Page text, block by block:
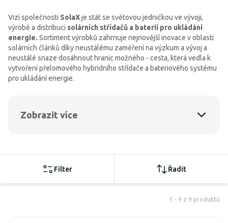
Vizí společnosti SolaXje stát se světovou jedničkou ve vývoji,
výrobě a distribuci solárních střídačů a baterií pro ukládání
energie. Sortiment výrobků zahrnuje nejnovější inovace v oblasti
solárních článků díky neustálému zaměření na výzkum a vývoj a
neustálé snaze dosáhnout hranic možného - cesta, která vedla k
vytvoření přelomového hybridního střídače a bateriového systému
pro ukládání energie.
Zobrazit více
Filter Řadit
1 - 9 z 9 produktů